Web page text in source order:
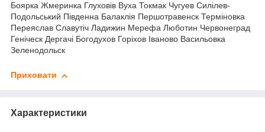
Боярка Жмеринка Глуховів Вуха Токмак Чугуев Силілев-
Подольський Південна Балаклія Першотравенск Терміновка
Переяслав Славутіч Ладижин Мерефа Люботин Червонеград
Геніческ Дергачі Богодухов Горіхов Іваново Васильовка
Зеленодольск
Приховати
Характеристики